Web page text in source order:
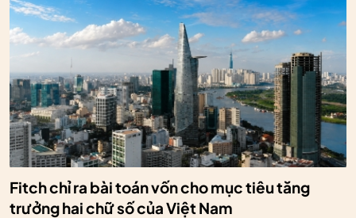
Fitch chỉ ra bài toán vốn cho mục tiêu tăng
trưởng hai chữ số của Việt Nam